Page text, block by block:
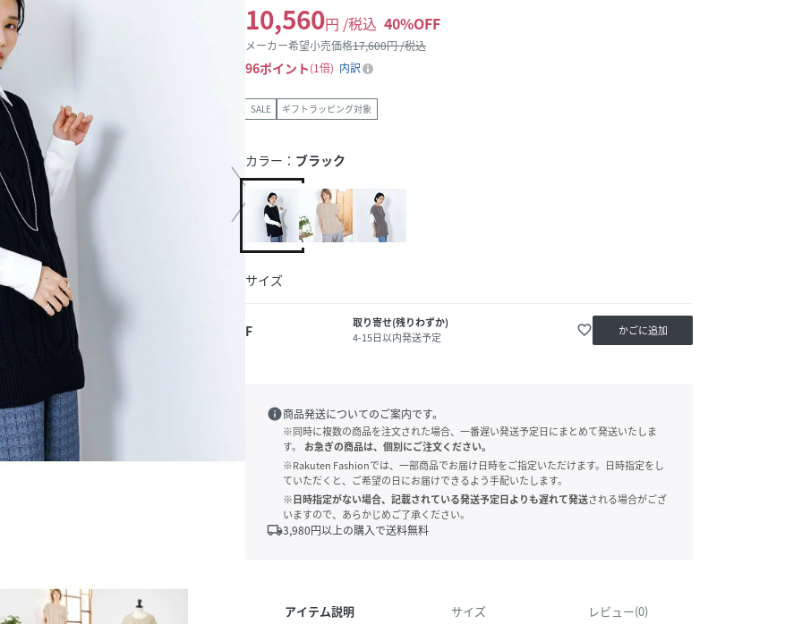
10,560円 /税込 40%OFF
メーカー希望小売価格17,600円 /税込
96ポイント 1倍 内訳
SALE ギフトラッピング対象
カラー： ブラック
サイズ
F
取り寄せ(残りわずか)
4-15日以内発送予定
favorite_border かごに追加
info商品発送についてのご案内です。
※同時に複数の商品を注文された場合、一番遅い発送予定日にまとめて発送いたしま
す。
お急ぎの商品は、個別にご注文ください。
※Rakuten Fashionでは、一部商品でお届け日時をご指定いただけます。日時指定をし
ていただくと、ご希望の日にお届けできるよう手配いたします。
※日時指定がない場合、記載されている発送予定日よりも遅れて発送される場合がござ
いますので、あらかじめご了承ください。
local_shipping3,980円以上の購入で送料無料
アイテム説明 サイズ レビュー(0)